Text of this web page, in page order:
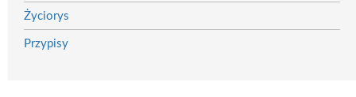
Życiorys
Przypisy